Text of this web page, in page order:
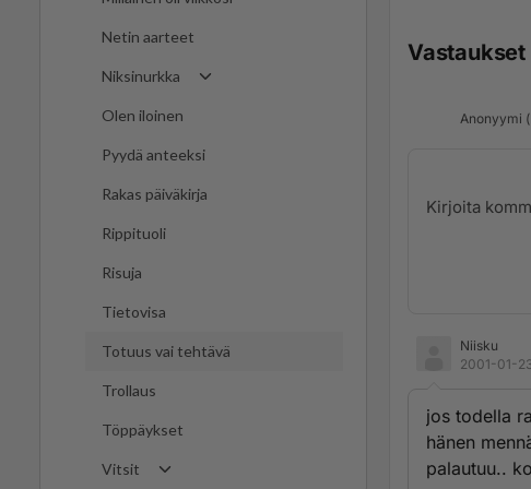
Netin aarteet
Niksinurkka
Olen iloinen
Pyydä anteeksi
Rakas päiväkirja
Rippituoli
Risuja
Tietovisa
Totuus vai tehtävä
Trollaus
Töppäykset
Vitsit
Vastaukset
Anonyymi (
Niisku
2001-01-
jos todella
hänen
palautuu..